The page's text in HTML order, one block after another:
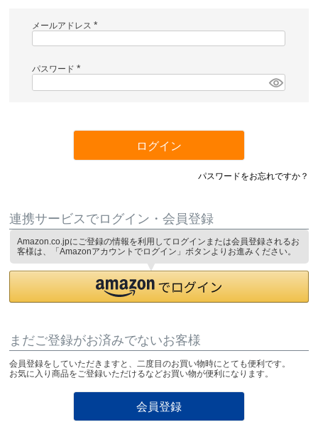
メールアドレス
必
パスワード
必
ログイン
パスワードをお忘れですか？
連携サービスでログイン・会員登録
Amazon.co.jpにご登録の情報を利用してログインまたは会員登録されるお
客様は、「Amazonアカウントでログイン」ボタンよりお進みください。
まだご登録がお済みでないお客様
会員登録をしていただきますと、二度目のお買い物時にとても便利です。
お気に入り商品をご登録いただけるなどお買い物が便利になります。
会員登録